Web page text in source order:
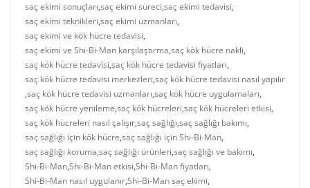
saç ekimi sonuçları,saç ekimi süreci,saç ekimi tedavisi,
saç ekimi teknikleri,saç ekimi uzmanları,
saç ekimi ve kök hücre tedavisi,
saç ekimi ve Shi-Bi-Man karşılaştırma,saç kök hücre nakli,
saç kök hücre tedavisi,saç kök hücre tedavisi fiyatları,
saç kök hücre tedavisi merkezleri,saç kök hücre tedavisi nasıl yapılır
,saç kök hücre tedavisi uzmanları,saç kök hücre uygulamaları,
saç kök hücre yenileme,saç kök hücreleri,saç kök hücreleri etkisi,
saç kök hücreleri nasıl çalışır,saç sağlığı,saç sağlığı bakımı,
saç sağlığı için kök hücre,saç sağlığı için Shi-Bi-Man,
saç sağlığı koruma,saç sağlığı ürünleri,saç sağlığı ve bakımı,
Shi-Bi-Man,Shi-Bi-Man etkisi,Shi-Bi-Man fiyatları,
Shi-Bi-Man nasıl uygulanır,Shi-Bi-Man saç ekimi,